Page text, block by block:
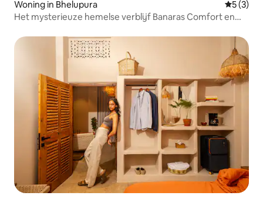
Woning in Bhelupura
5 (3)
Het mysterieuze hemelse verblijf Banaras Comfort en